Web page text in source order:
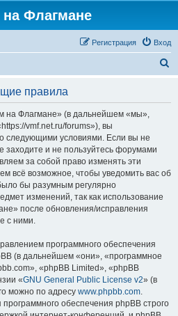
Флагмане
Вход
Регистрация
правила
на Флагмане» (в дальнейшем «мы»,
vmf.net.ru/forums»), вы
следующими условиями. Если вы не
заходите и не пользуйтесь форумами
за собой право изменять эти
всё возможное, чтобы уведомить вас об
бы разумным регулярно
изменений, так как использование
после обновления/исправления
с ними.
программного обеспечения
(в дальнейшем «они», «программное
«phpBB Limited», «phpBB
«GNU General Public License v2» (в
можно по адресу www.phpbb.com.
обеспечения phpBB строго